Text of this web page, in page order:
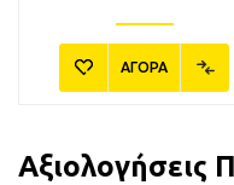
ΑΓΟΡΑ
Αξιολογήσεις